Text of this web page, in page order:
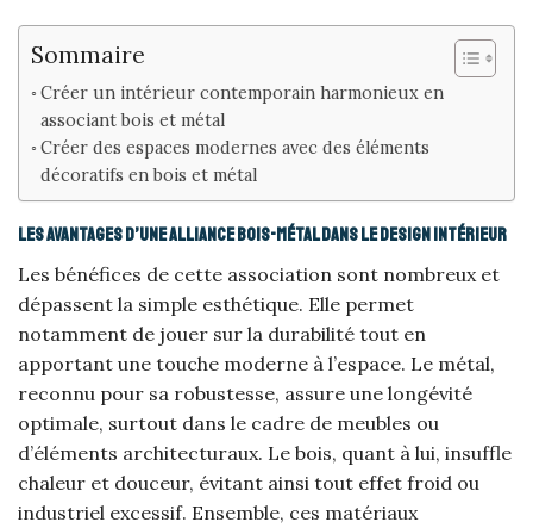
Sommaire
Créer un intérieur contemporain harmonieux en
associant bois et métal
Créer des espaces modernes avec des éléments
décoratifs en bois et métal
Les avantages d’une alliance bois-métal dans le design intérieur
Les bénéfices de cette association sont nombreux et
dépassent la simple esthétique. Elle permet
notamment de jouer sur la durabilité tout en
apportant une touche moderne à l’espace. Le métal,
reconnu pour sa robustesse, assure une longévité
optimale, surtout dans le cadre de meubles ou
d’éléments architecturaux. Le bois, quant à lui, insuffle
chaleur et douceur, évitant ainsi tout effet froid ou
industriel excessif. Ensemble, ces matériaux